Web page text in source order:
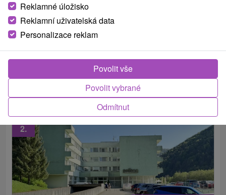
Kúpeľný dom Brusnianka
kúpeľoch Brusno, v nádhernom prostredí
Slovenského Rudohoria, cca 200 m od liečebného
2.
Reklamné úložisko
Reklamní uživatelská data
Personalizace reklam
Odmítnut
Povolit vybrané
Povolit vše